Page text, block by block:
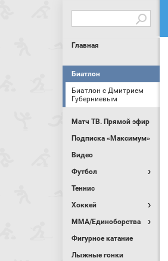
Главная
Биатлон
Биатлон с Дмитрием
Губерниевым
Матч ТВ. Прямой эфир
Подписка «Максимум»
Видео
Футбол
Теннис
Хоккей
MMA/Единоборства
Фигурное катание
Лыжные гонки